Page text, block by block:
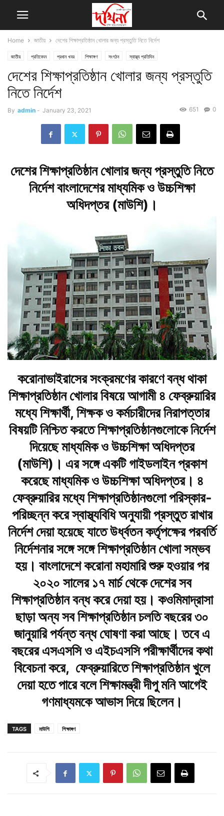
Home জাতীয় দেশের শিক্ষাপ্রতিষ্ঠান খোলার জন্য প্রস্তুতি নিতে নির্দেশ
জাতীয় প্রতিবেদন প্রধান খবর শিক্ষাঙ্গণ সংগঠন স্বাস্থ্য প্রতিদিন
দেশের শিক্ষাপ্রতিষ্ঠান খোলার জন্য প্রস্তুতি
নিতে নির্দেশ
By admin - January 23, 2021 0
651
দেশের শিক্ষাপ্রতিষ্ঠান খোলার জন্য প্রস্তুতি নিতে
নির্দেশ বাংলাদেশের মাধ্যমিক ও উচ্চশিক্ষা
অধিদপ্তর (মাউশি)।
করোনাভাইরাসের সংক্রমণের কারণে বন্ধ থাকা
শিক্ষাপ্রতিষ্ঠান খোলার বিষয়ে আগামী ৪ ফেব্রুয়ারির
মধ্যে শিক্ষার্থী, শিক্ষক ও কর্মচারীদের নিরাপত্তার
বিষয়টি নিশ্চিত করতে শিক্ষাপ্রতিষ্ঠানগুলোকে নির্দেশ
দিয়েছে মাধ্যমিক ও উচ্চশিক্ষা অধিদপ্তর
(মাউশি)। এর সঙ্গে একটি গাইডলাইন প্রকাশ
করেছে মাধ্যমিক ও উচ্চশিক্ষা অধিদপ্তর। ৪
ফেব্রুয়ারির মধ্যে শিক্ষাপ্রতিষ্ঠানগুলো পরিস্কার-
পরিচ্ছন্ন করে স্বাস্থ্যবিধি অনুযায়ী প্রস্তুত রাখার
নির্দেশ দেয়া হয়েছে যাতে উর্ধ্বতন কর্তৃপক্ষের পরবর্তি
নির্দেশনার সঙ্গে সঙ্গে শিক্ষাপ্রতিষ্ঠান খোলা সম্ভব
হয়। বাংলাদেশে করোনা মহামারি শুরু হওয়ার পর
২০২০ সালের ১৭ মার্চ থেকে দেশের সব
শিক্ষাপ্রতিষ্ঠান বন্ধ করে দেয়া হয়। কওমিমাদ্রাসা
ছাড়া অন্য সব শিক্ষাপ্রতিষ্ঠান চলতি বছরের ৩০
জানুয়ারি পর্যন্ত বন্ধ ঘোষণা করা আছে। তবে এ
বছরের এসএসসি ও এইচএসসি পরীক্ষার্থীদের কথা
বিবেচনা করে, ফেব্রুয়ারিতে শিক্ষাপ্রতিষ্ঠান খুলে
দেয়া হতে পারে বলে শিক্ষামন্ত্রী দীপু মনি আগেই
গণমাধ্যমকে আভাস দিয়ে ছিলেন।
TAGS মাউশি শিক্ষাঙ্গণ